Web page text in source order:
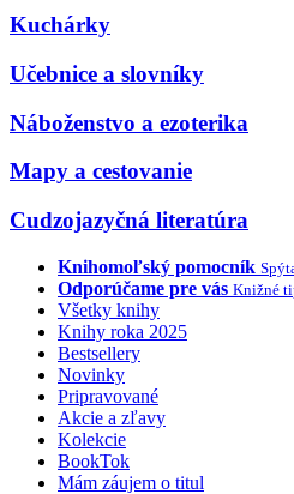
Kuchárky
Učebnice a slovníky
Náboženstvo a ezoterika
Mapy a cestovanie
Cudzojazyčná literatúra
Knihomoľský pomocník
Odporúčame pre vás Knižné
Všetky knihy
Knihy roka 2025
Bestsellery
Novinky
Pripravované
Akcie a zľavy
Kolekcie
BookTok
Mám záujem o titul